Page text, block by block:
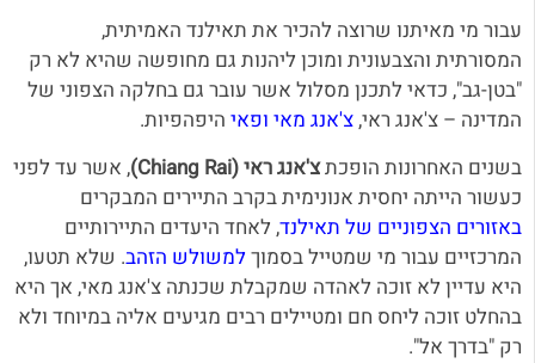
עבור מי מאיתנו שרוצה להכיר את תאילנד האמיתית,
המסורתית והצבעונית ומוכן ליהנות גם מחופשה שהיא לא רק
"בטן-גב", כדאי לתכנן מסלול אשר עובר גם בחלקה הצפוני של
המדינה – צ'אנג ראי,צ'אנג מאי ופאי היפהפיות.
בשנים האחרונות הופכתצ'אנג ראי (Chiang Rai)
, אשר עד לפני
כעשור הייתה יחסית אנונימית בקרב התיירים המבקרים
באזורים הצפוניים של תאילנד, לאחד היעדים התיירותיים
המרכזיים עבור מי שמטייל בסמוךלמשולש הזהב. שלא תטעו,
היא עדיין לא זוכה לאהדה שמקבלת שכנתה צ'אנג מאי, אך היא
בהחלט זוכה ליחס חם ומטיילים רבים מגיעים אליה במיוחד ולא
רק "בדרך אל".